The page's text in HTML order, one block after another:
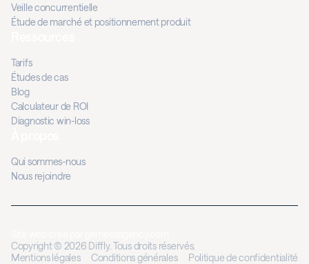
Veille concurrentielle
Étude de marché et positionnement produit
Tarifs
Études de cas
Blog
Calculateur de ROI
Diagnostic win-loss
Qui sommes-nous
Nous rejoindre
Copyright © 2026 Diffly. Tous droits réservés.
Mentions légales
Conditions générales
Politique de confidentialité